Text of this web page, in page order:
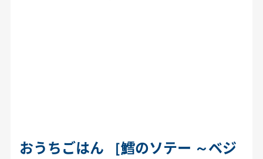
おうちごはん ［鱈のソテー ～ベジ